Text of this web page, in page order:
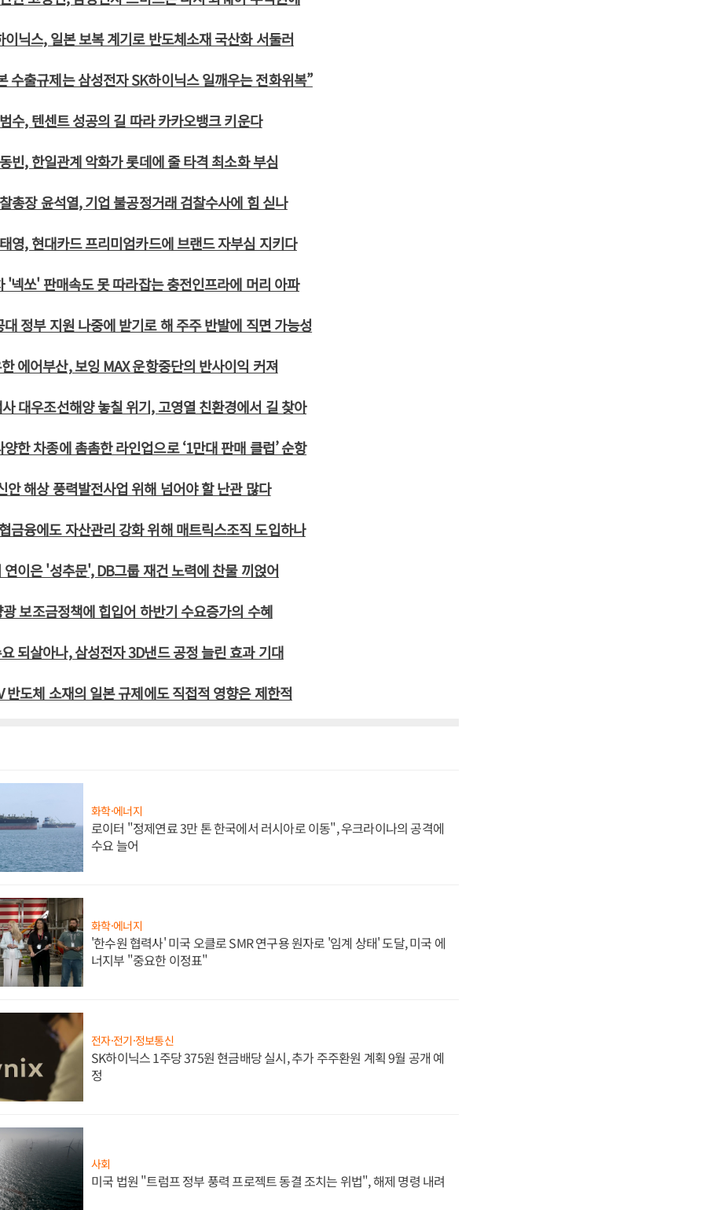
닉스, 일본 보복 계기로 반도체소재 국산화 서둘러
수출규제는 삼성전자 SK하이닉스 일깨우는 전화위복”
, 텐센트 성공의 길 따라 카카오뱅크 키운다
, 한일관계 악화가 롯데에 줄 타격 최소화 부심
장 윤석열, 기업 불공정거래 검찰수사에 힘 싣나
, 현대카드 프리미엄카드에 브랜드 자부심 지키다
넥쏘' 판매속도 못 따라잡는 충전인프라에 머리 아파
정부 지원 나중에 받기로 해 주주 반발에 직면 가능성
에어부산, 보잉 MAX 운항중단의 반사이익 커져
대우조선해양 놓칠 위기, 고영열 친환경에서 길 찾아
한 차종에 촘촘한 라인업으로 ‘1만대 판매 클럽’ 순항
해상 풍력발전사업 위해 넘어야 할 난관 많다
금융에도 자산관리 강화 위해 매트릭스조직 도입하나
이은 '성추문', DB그룹 재건 노력에 찬물 끼얹어
보조금정책에 힙입어 하반기 수요증가의 수혜
되살아나, 삼성전자 3D낸드 공정 늘린 효과 기대
도체 소재의 일본 규제에도 직접적 영향은 제한적
화학·에너지
로이터 "정제연료 3만 톤 한국에서 러시아로 이동", 우크라이나의 공격에
수요 늘어
화학·에너지
'한수원 협력사' 미국 오클로 SMR 연구용 원자로 '임계 상태' 도달, 미국 에
너지부 "중요한 이정표"
전자·전기·정보통신
SK하이닉스 1주당 375원 현금배당 실시, 추가 주주환원 계획 9월 공개 예
정
사회
미국 법원 "트럼프 정부 풍력 프로젝트 동결 조치는 위법", 해제 명령 내려